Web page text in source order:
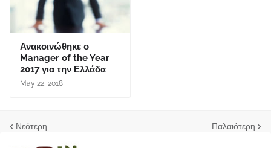
Ανακοινώθηκε ο
Manager of the Year
2017 για την Ελλάδα
May 22, 2018
Νεότερη Παλαιότερη